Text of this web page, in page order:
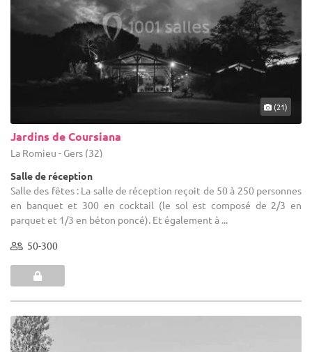
(21)
Jardins de Coursiana
La Romieu - Gers (32)
Salle de réception
Salle des fêtes : La salle de réception reçoit de 50 à 250 personnes
en banquet et 300 en cocktail (le sol est composé de 2/3 en
parquet et 1/3 en béton poncé). Et également à ...
50-300